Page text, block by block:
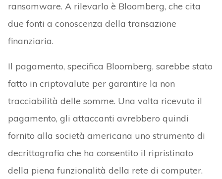
ransomware. A rilevarlo è Bloomberg, che cita
due fonti a conoscenza della transazione
finanziaria.
Il pagamento, specifica Bloomberg, sarebbe stato
fatto in criptovalute per garantire la non
tracciabilità delle somme. Una volta ricevuto il
pagamento, gli attaccanti avrebbero quindi
fornito alla società americana uno strumento di
decrittografia che ha consentito il ripristinato
della piena funzionalità della rete di computer.